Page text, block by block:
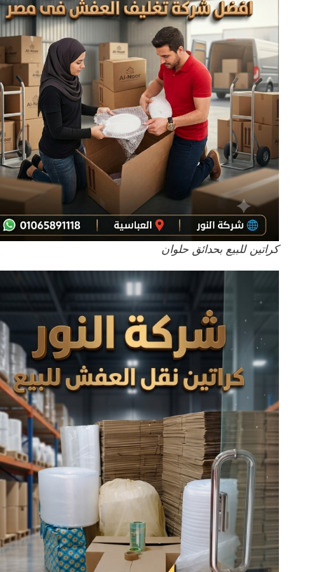
كراتين للبيع بحدائق حلوان